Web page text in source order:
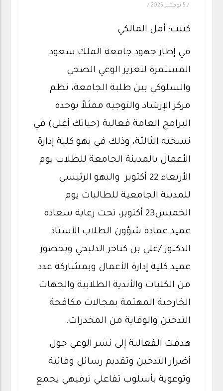
/ 5 نوفمبر 2025 /
كتبت: أمل المالكي
في إطار جهود جامعة الملك سعود
المستمرة لتعزيز الوعي الصحي
والسلوكي بين طلبة الجامعة، نظم
مركز الإرشاد والتوجيه ممثلاً بوحدة
البرامج العامة فعالية (حياتك أغلى) في
نسخته الثالثة، وذلك في بهو كلية إدارة
الأعمال بالمدينة الجامعة للطلاب يوم
الأربعاء 22 أكتوبر والبهو الرئيسي
للمدينة الجامعية للطالبات يوم
الخميس23 أكتوبر، تحت رعاية سعادة
عميد عمادة شؤون الطلاب الأستاذ
الدكتور /علي بن كناخر الدلبحي وبحضور
عميد كلية إدارة الأعمال وبمشاركة عدد
من الكليات والأندية الطلابية والجهات
الخارجية المهتمة بمجالات مكافحة
التدخين والوقاية من المخدرات.
هدفت الفعالية إلى نشر الوعي حول
أضرار التدخين وتقديم رسائل وقائية
وتوعوية بأسلوب تفاعلي ترفيهي يجمع